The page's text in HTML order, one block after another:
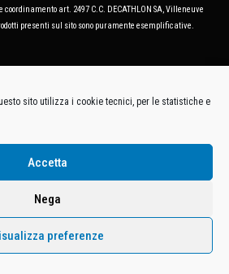
sito utilizza i cookie tecnici, per le statistiche e
Accetta
Nega
preferenze
coordinamento art. 2497 C.C. DECATHLON SA, Villeneuve
presenti sul sito sono puramente esemplificative.